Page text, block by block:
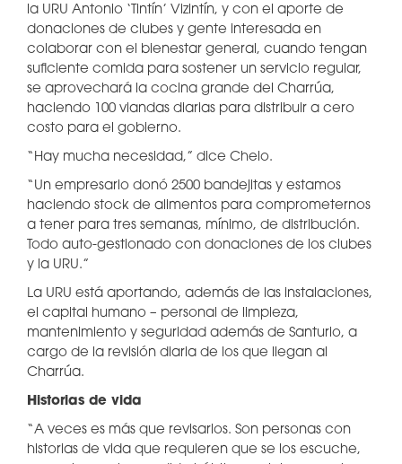
la URU Antonio ‘Tintín’ Vizintín, y con el aporte de
donaciones de clubes y gente interesada en
colaborar con el bienestar general, cuando tengan
suficiente comida para sostener un servicio regular,
se aprovechará la cocina grande del Charrúa,
haciendo 100 viandas diarias para distribuir a cero
costo para el gobierno.
“Hay mucha necesidad,” dice Chelo.
“Un empresario donó 2500 bandejitas y estamos
haciendo stock de alimentos para comprometernos
a tener para tres semanas, mínimo, de distribución.
Todo auto-gestionado con donaciones de los clubes
y la URU.”
La URU está aportando, además de las instalaciones,
el capital humano – personal de limpieza,
mantenimiento y seguridad además de Santurio, a
cargo de la revisión diaria de los que llegan al
Charrúa.
Historias de vida
“A veces es más que revisarlos. Son personas con
historias de vida que requieren que se los escuche,